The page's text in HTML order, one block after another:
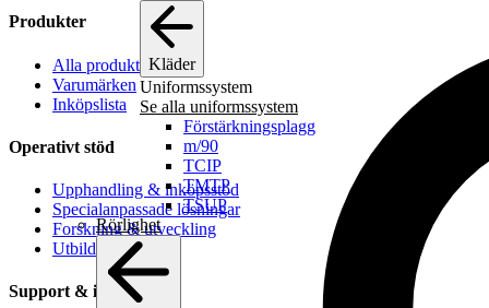
Kläder
Uniformssystem
Se alla uniformssystem
Förstärkningsplagg
m/90
TCIP
TMTP
TSUP
Rörlighet
Produkter
Alla produkter
Varumärken
Inköpslista
Operativt stöd
Upphandling & inköpsstöd
Specialanpassade lösningar
Forskning & utveckling
Utbildning
Support & information